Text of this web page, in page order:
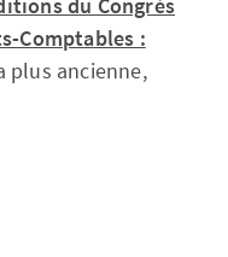
Comptables :
plus ancienne,